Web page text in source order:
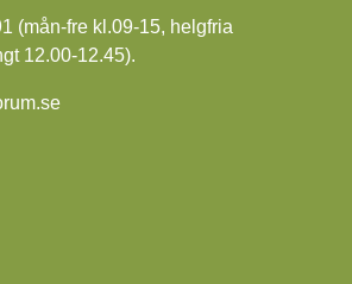
(mån-fre kl.09-15, helgfria
12.00-12.45).